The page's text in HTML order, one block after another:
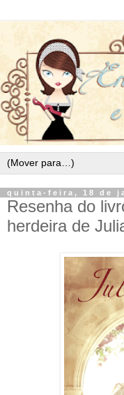
quinta-feira, 18 de
Resenha do
herdeira de